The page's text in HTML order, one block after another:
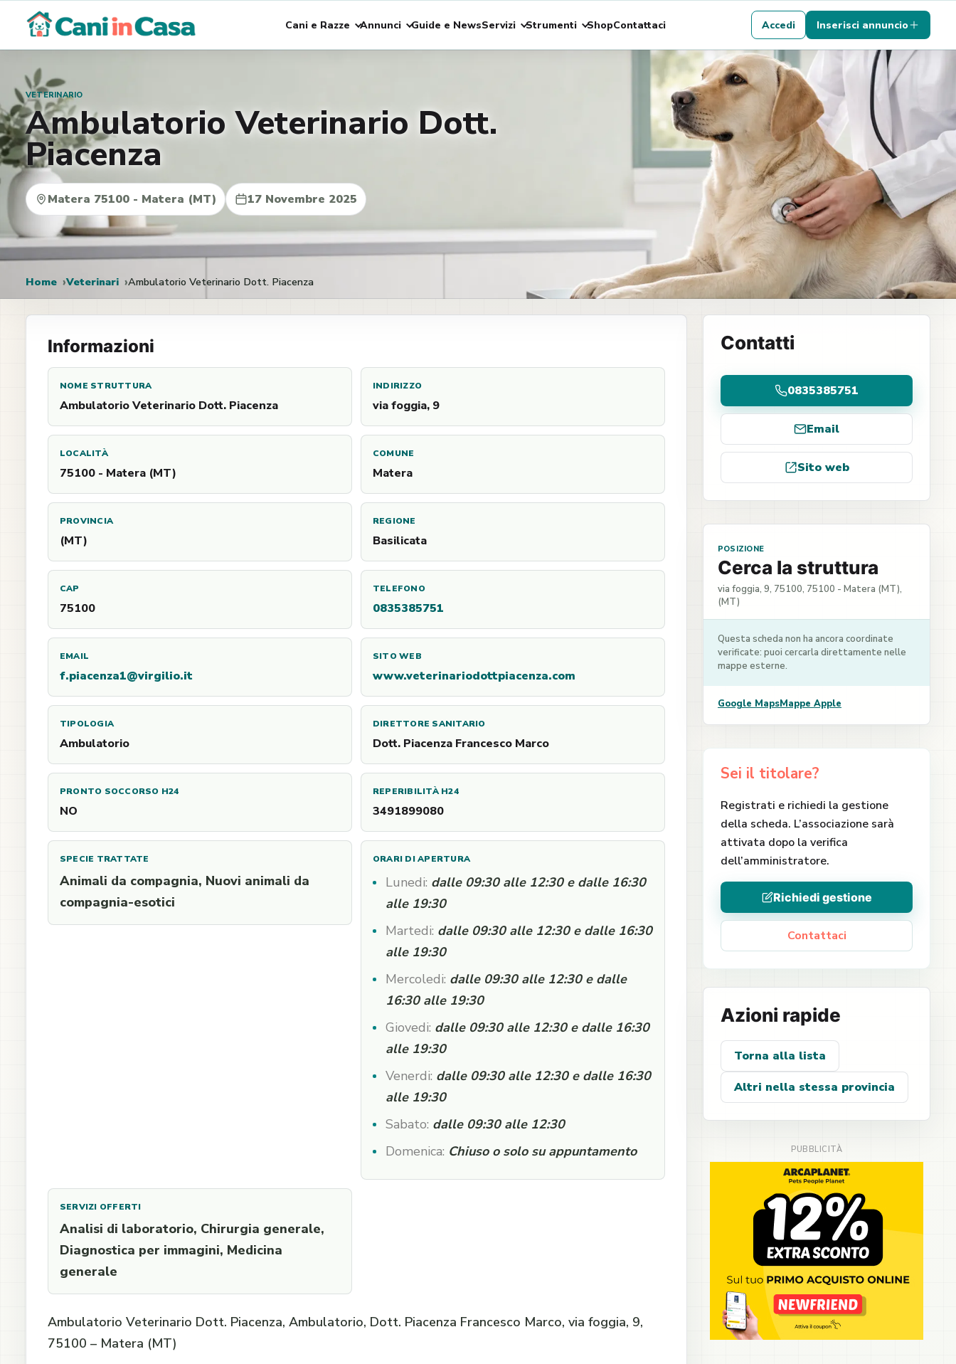
contenuto
Cani e Razze Annunci Guide e NewsServizi Strumenti ShopContattaci Accedi Inserisci annuncio
VETERINARIO
Ambulatorio Veterinario Dott.
Piacenza
Matera 75100 - Matera (MT) 17 Novembre 2025
Home Veterinari Ambulatorio Veterinario Dott. Piacenza
Informazioni
NOME STRUTTURA
Ambulatorio Veterinario Dott. Piacenza
INDIRIZZO
via foggia, 9
LOCALITÀ
75100 - Matera (MT)
COMUNE
Matera
PROVINCIA
(MT)
REGIONE
Basilicata
CAP
75100
TELEFONO
0835385751
EMAIL
f.piacenza1@virgilio.it
SITO WEB
www.veterinariodottpiacenza.com
TIPOLOGIA
Ambulatorio
DIRETTORE SANITARIO
Dott. Piacenza Francesco Marco
PRONTO SOCCORSO H24
NO
REPERIBILITÀ H24
3491899080
SPECIE TRATTATE
Animali da compagnia, Nuovi animali da
compagnia-esotici
ORARI DI APERTURA
Lunedi: dalle 09:30 alle 12:30 e dalle 16:30
alle 19:30
Martedi: dalle 09:30 alle 12:30 e dalle 16:30
alle 19:30
Mercoledi: dalle 09:30 alle 12:30 e dalle
16:30 alle 19:30
Giovedi: dalle 09:30 alle 12:30 e dalle 16:30
alle 19:30
Venerdi: dalle 09:30 alle 12:30 e dalle 16:30
alle 19:30
Sabato: dalle 09:30 alle 12:30
Domenica: Chiuso o solo su appuntamento
SERVIZI OFFERTI
Analisi di laboratorio, Chirurgia generale,
Diagnostica per immagini, Medicina
generale
Ambulatorio Veterinario Dott. Piacenza, Ambulatorio, Dott. Piacenza Francesco Marco, via foggia, 9,
75100 – Matera (MT)
Contatti
0835385751
Email
Sito web
POSIZIONE
Cerca la struttura
via foggia, 9, 75100, 75100 - Matera (MT),
(MT)
Questa scheda non ha ancora coordinate
verificate: puoi cercarla direttamente nelle
mappe esterne.
Google MapsMappe Apple
Sei il titolare?
Registrati e richiedi la gestione
della scheda. L’associazione sarà
attivata dopo la verifica
dell’amministratore.
Richiedi gestione
Contattaci
Azioni rapide
Torna alla lista
Altri nella stessa provincia